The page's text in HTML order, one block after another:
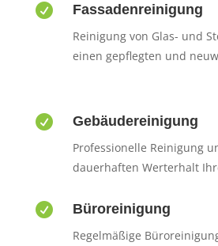
 Fassadenreinigung
Reinigung von Glas- und
einen gepflegten und
 Gebäudereinigung
Professionelle Reinigung
dauerhaften Werterhalt
 Büroreinigung
Regelmäßige